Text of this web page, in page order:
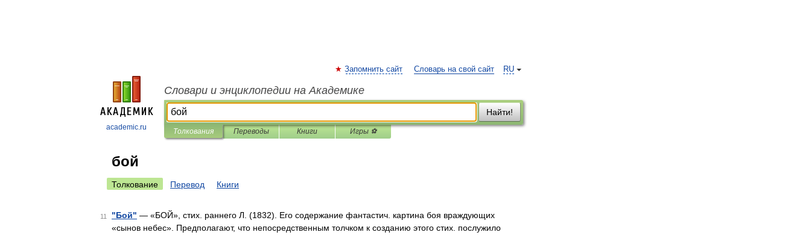
academic.ru
RU
Запомнить сайт Словарь на свой сайт
Словари и энциклопедии на Академике
Найти!
Толкования Переводы Книги Игры ⚽
бой
Толкование Перевод Книги
11 "Бой" — «БОЙ», стих. раннего Л. (1832). Его содержание фантастич. картина боя враждующих
«сынов небес». Предполагают, что непосредственным толчком к созданию этого стих. послужило